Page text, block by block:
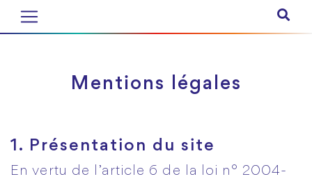
Mentions légales
1. Présentation du site
En vertu de l’article 6 de la loi n° 2004-